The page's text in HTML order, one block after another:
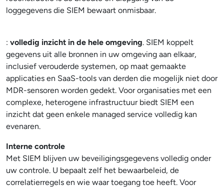
loggegevens die SIEM bewaart onmisbaar.
: volledig inzicht in de hele omgeving. SIEM koppelt
gegevens uit alle bronnen in uw omgeving aan elkaar,
inclusief verouderde systemen, op maat gemaakte
applicaties en SaaS-tools van derden die mogelijk niet door
MDR-sensoren worden gedekt. Voor organisaties met een
complexe, heterogene infrastructuur biedt SIEM een
inzicht dat geen enkele managed service volledig kan
evenaren.
Interne controle
Met SIEM blijven uw beveiligingsgegevens volledig onder
uw controle. U bepaalt zelf het bewaarbeleid, de
correlatierregels en wie waar toegang toe heeft. Voor